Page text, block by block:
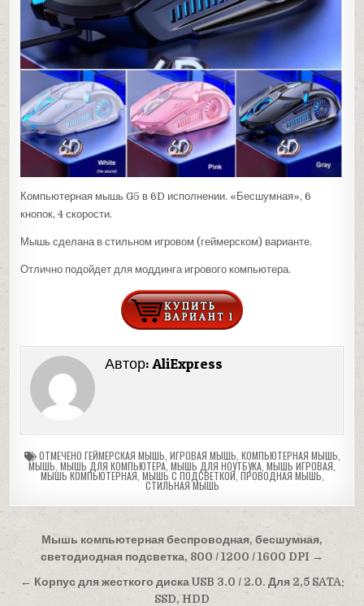
Компьютерная мышь G5 в 6D исполнении. «Бесшумная», 6
кнопок, 4 скорости.
Мышь сделана в стильном игровом (геймерском) варианте.
Отлично подойдет для моддинга игрового компьютера.
Автор:AliExpress
ОТМЕЧЕНО ГЕЙМЕРСКАЯ МЫШЬ ИГРОВАЯ МЫШЬ КОМПЬЮТЕРНАЯ МЫШЬ
МЫШЬ МЫШЬ ДЛЯ КОМПЬЮТЕРА, МЫШЬ ДЛЯ НОУТБУКА МЫШЬ ИГРОВАЯ
МЫШЬ КОМПЬЮТЕРНАЯ МЫШЬ С ПОДСВЕТКОЙ, ПРОВОДНАЯ МЫШЬ
СТИЛЬНАЯ МЫШЬ
Навигация
записям
Мышь компьютерная беспроводная, бесшумная,
светодиодная подсветка, 800 / 1200 / 1600 DPI →
← Корпус для жесткого диска USB 3.0 / 2.0. Для 2,5 SATA:
SSD, HDD